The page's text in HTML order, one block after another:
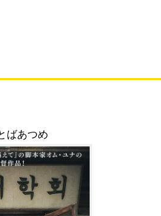
ばあつめ